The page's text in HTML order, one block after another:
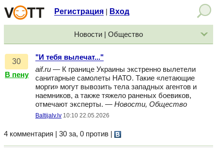
Регистрация Вход
Новости | Общество
30
В пену
"И тебя вылечат..."
aif.ru — К границе Украины экстренно вылетели
санитарные самолеты НАТО. Такие «летающие
морги» могут вывозить тела западных агентов и
наемников, а также тяжело раненых боевиков,
отмечают эксперты. — Новости, Общество
Baltijalv.lv 10:10 22.05.2026
4 комментария | 30 за, 0 против